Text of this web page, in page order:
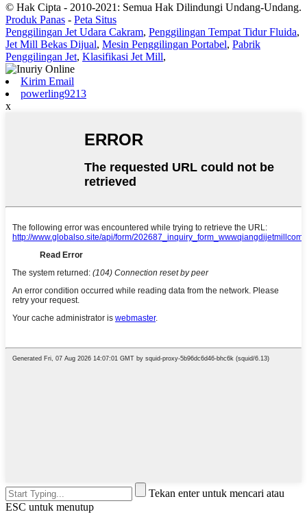
© Hak Cipta - 2010-2021: Semua Hak Dilindungi Undang-Undang.
Produk Panas - Peta Situs
Penggilingan Jet Udara Cakram, Penggilingan Tempat Tidur Fluida,
Jet Mill Bekas Dijual, Mesin Penggilingan Portabel, Pabrik
Penggilingan Jet, Klasifikasi Jet Mill,
Kirim Email
powerling9213
x
Tekan enter untuk mencari atau
ESC untuk menutup